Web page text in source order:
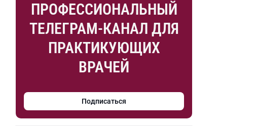
ПРОФЕССИОНАЛЬНЫЙ
ТЕЛЕГРАМ-КАНАЛ ДЛЯ
ПРАКТИКУЮЩИХ
ВРАЧЕЙ
Подписаться